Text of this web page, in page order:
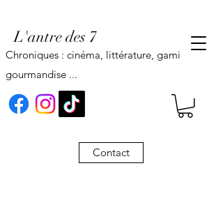
L'antre des 7
Contact
Chroniques : cinéma, littérature, gaming,
gourmandise ...